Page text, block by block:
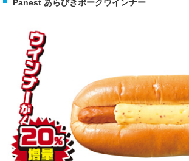
Panest あらびきポークウインナー